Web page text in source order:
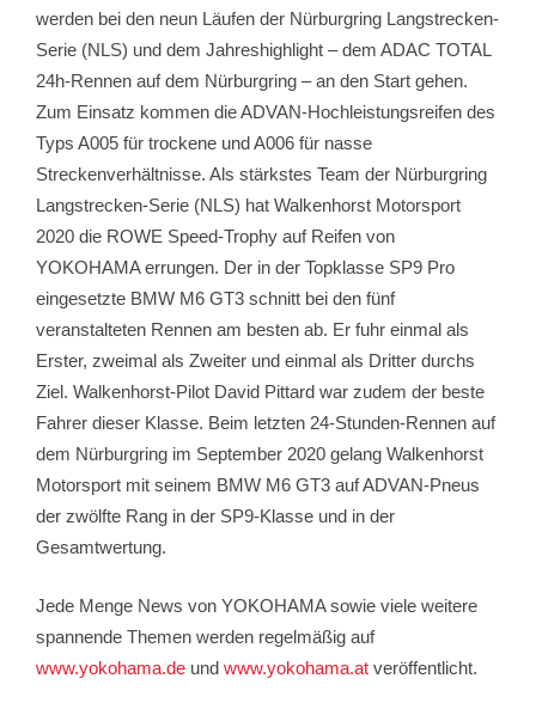
werden bei den neun Läufen der Nürburgring Langstrecken-
Serie (NLS) und dem Jahreshighlight – dem ADAC TOTAL
24h-Rennen auf dem Nürburgring – an den Start gehen.
Zum Einsatz kommen die ADVAN-Hochleistungsreifen des
Typs A005 für trockene und A006 für nasse
Streckenverhältnisse. Als stärkstes Team der Nürburgring
Langstrecken-Serie (NLS) hat Walkenhorst Motorsport
2020 die ROWE Speed-Trophy auf Reifen von
YOKOHAMA errungen. Der in der Topklasse SP9 Pro
eingesetzte BMW M6 GT3 schnitt bei den fünf
veranstalteten Rennen am besten ab. Er fuhr einmal als
Erster, zweimal als Zweiter und einmal als Dritter durchs
Ziel. Walkenhorst-Pilot David Pittard war zudem der beste
Fahrer dieser Klasse. Beim letzten 24-Stunden-Rennen auf
dem Nürburgring im September 2020 gelang Walkenhorst
Motorsport mit seinem BMW M6 GT3 auf ADVAN-Pneus
der zwölfte Rang in der SP9-Klasse und in der
Gesamtwertung.
Jede Menge News von YOKOHAMA sowie viele weitere
spannende Themen werden regelmäßig auf
www.yokohama.de und www.yokohama.at veröffentlicht.